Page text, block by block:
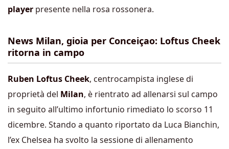
player presente nella rosa rossonera.
News Milan, gioia per Conceiçao: Loftus Cheek
ritorna in campo
Ruben Loftus Cheek, centrocampista inglese di
proprietà del Milan, è rientrato ad allenarsi sul campo
in seguito all’ultimo infortunio rimediato lo scorso 11
dicembre. Stando a quanto riportato da Luca Bianchin,
l’ex Chelsea ha svolto la sessione di allenamento